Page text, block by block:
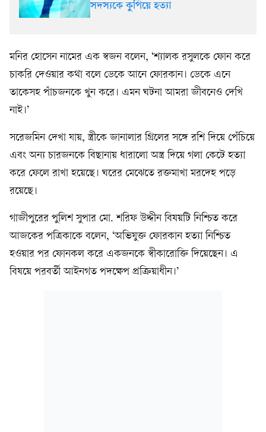
সদস্যকে কুপিয়ে হত্যা
মনির হোসেন নামের এক স্বজন বলেন, ‘শ্যালক রসুলকে ফোন করে
চাকরি দেওয়ার কথা বলে ডেকে আনে ফোরকান। ডেকে এনে
তাকেসহ পাঁচজনকে খুন করে। এমন ঘটনা আমরা জীবনেও দেখি
নাই।’
সরেজমিন দেখা যায়, স্ত্রীকে জানালার গ্রিলের সঙ্গে রশি দিয়ে পেঁচিয়ে
এবং অন্য চারজনকে বিছানায় ধারালো অস্ত্র দিয়ে গলা কেটে হত্যা
করে ফেলে রাখা হয়েছে। ঘরের মেঝেতে রক্তমাখা মরদেহ পড়ে
রয়েছে।
গাজীপুরের পুলিশ সুপার মো. শরিফ উদ্দীন বিষয়টি নিশ্চিত করে
আজকের পত্রিকাকে বলেন, ‘অভিযুক্ত ফোরকান হত্যা নিশ্চিত
হওয়ার পর ফোনকল করে একজনকে স্বীকারোক্তি দিয়েছেন। এ
বিষয়ে পরবর্তী আইনগত পদক্ষেপ প্রক্রিয়াধীন।’